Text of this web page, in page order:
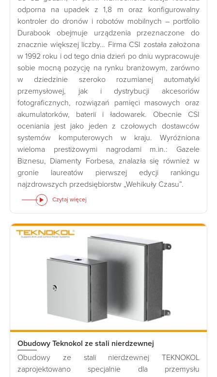
odporna na upadek z 1,8 m oraz konfigurowalny
kontroler do dronów i robotów mobilnych – portfolio
Durabook obejmuje urządzenia przeznaczone do
znacznie większej liczby… Firma CSI została założona
w 1992 roku i od tego dnia dzień po dniu wypracowuje
sobie mocną pozycję na rynku branżowym, zarówno
w dziedzinie szeroko rozumianej automatyki
przemysłowej, jak i dystrybucji akcesoriów
fotograficznych, rozwiązań pamięci masowych oraz
akumulatorków, baterii i ładowarek. Obecnie CSI
oceniania jest jako jeden z czołowych dostawców
systemów komputerowych w kraju. Wyróżniona
wieloma prestiżowymi nagrodami m.in.: Gazele
Biznesu, Diamenty Forbesa, znalazła się również w
gronie laureatów pierwszej edycji rankingu
najzdrowszych przedsiębiorstw „Wehikuły Czasu”.
Czytaj więcej
Obudowy Teknokol ze stali nierdzewnej
Obudowy ze stali nierdzewnej TEKNOKOL
zaprojektowano specjalnie dla przemysłu